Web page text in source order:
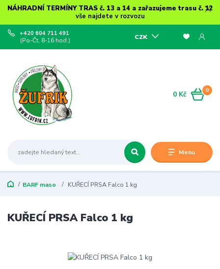
NÁHRADNÍ TERMÍNY TRAS č. 13 a 14 a zařazujeme trasu č. 12
vše najdete v rozvozu
Menu
CZK
+420 604 711 491
(Po-Čt, 8-16 hod.)
0
0 Kč
BARF maso KUŘECÍ PRSA Falco 1 kg
KUŘECÍ PRSA Falco 1 kg